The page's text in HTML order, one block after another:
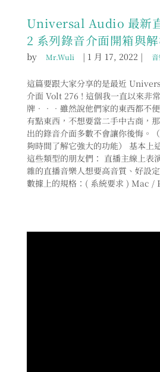
Universal Audio 最新
2 系列錄音介面開箱與
by Mr.Wuli | 1 月 17, 2022 |
這篇要跟大家分享的是最近
介面 Volt 276 ! 這個我一直以來非
牌．．．雖然說他們家的東西都不
有點東西，不想要當二手中古商
出的錄音介面多數不會讓你後悔。
夠時間了解它強大的功能） 基本上
這些類型的朋友們： 直播主線上表
雜的直播音樂人想要高音質、好設
數據上的規格：( 系統要求 ) Mac /